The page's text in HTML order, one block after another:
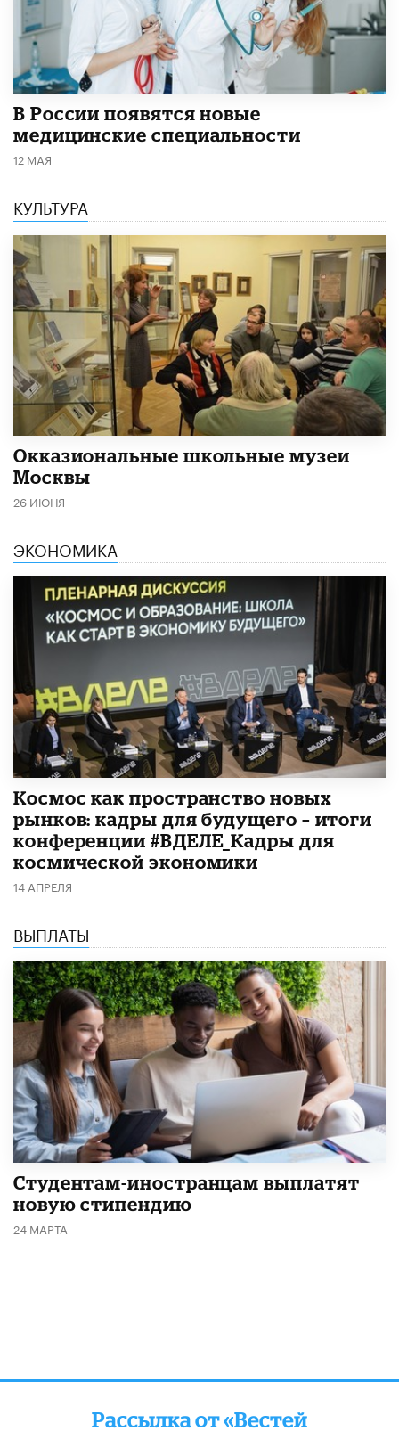
В России появятся новые
медицинские специальности
12 МАЯ
КУЛЬТУРА
​Окказиональные школьные музеи
Москвы
26 ИЮНЯ
ЭКОНОМИКА
Космос как пространство новых
рынков: кадры для будущего – итоги
конференции #ВДЕЛЕ_Кадры для
космической экономики
14 АПРЕЛЯ
ВЫПЛАТЫ
Студентам-иностранцам выплатят
новую стипендию
24 МАРТА
Рассылка от «Вестей